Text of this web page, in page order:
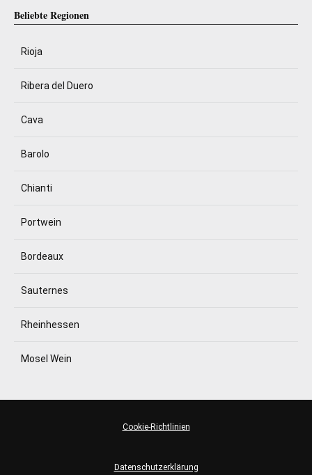
Beliebte Regionen
Rioja
Ribera del Duero
Cava
Barolo
Chianti
Portwein
Bordeaux
Sauternes
Rheinhessen
Mosel Wein
Datenschutzerklärung
Cookie-Richtlinien